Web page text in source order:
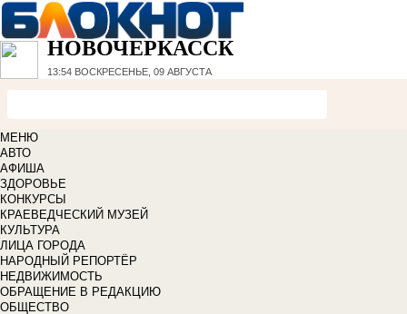
НОВОЧЕРКАССК
13:54 ВОСКРЕСЕНЬЕ, 09 АВГУСТА
МЕНЮ
АВТО
АФИША
ЗДОРОВЬЕ
КОНКУРСЫ
КРАЕВЕДЧЕСКИЙ МУЗЕЙ
КУЛЬТУРА
ЛИЦА ГОРОДА
НАРОДНЫЙ РЕПОРТЁР
НЕДВИЖИМОСТЬ
ОБРАЩЕНИЕ В РЕДАКЦИЮ
ОБЩЕСТВО